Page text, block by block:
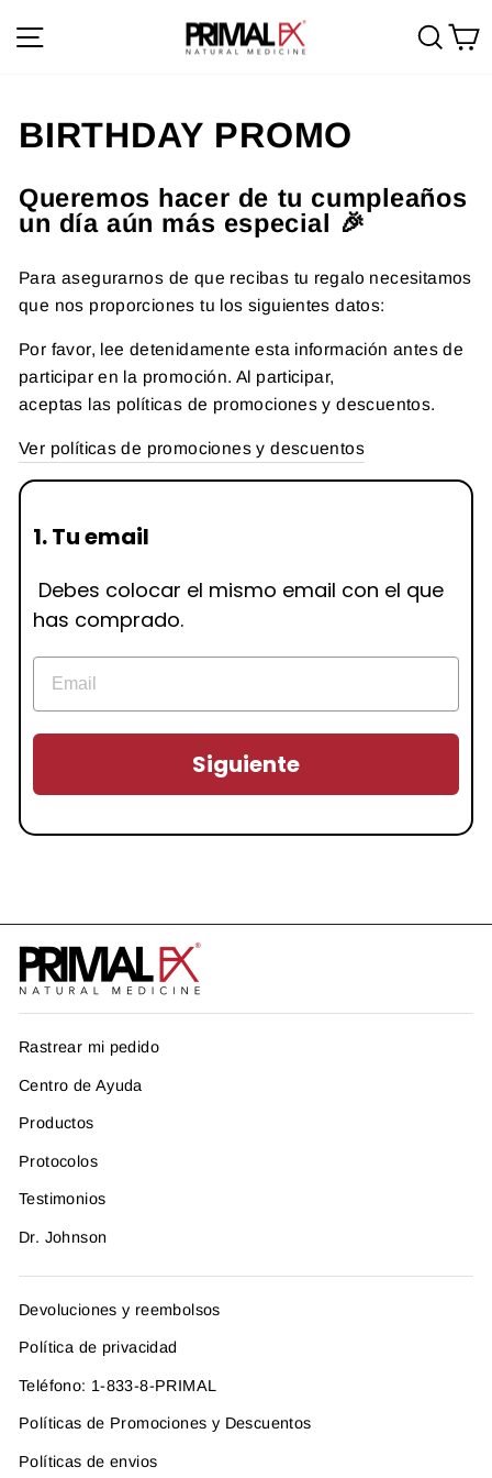
directamente
BIRTHDAY PROMO
Queremos hacer de tu cumpleaños
un día aún más especial 🎉
Para asegurarnos de que recibas tu regalo necesitamos
que nos proporciones tu los siguientes datos:
Por favor, lee detenidamente esta información antes de
participar en la promoción. Al participar,
aceptas las políticas de promociones y descuentos.
Ver políticas de promociones y descuentos
1. Tu email
Debes colocar el mismo email con el que
has comprado.
Siguiente
Rastrear mi pedido
Centro de Ayuda
Productos
Protocolos
Testimonios
Dr. Johnson
Devoluciones y reembolsos
Política de privacidad
Teléfono: 1-833-8-PRIMAL
Políticas de Promociones y Descuentos
Políticas de envios